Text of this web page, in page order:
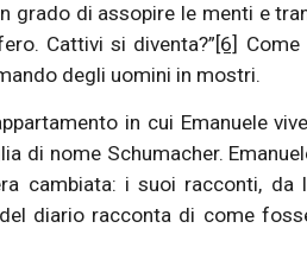
grado di assopire le menti e
Cattivi si diventa?” [6] Come
degli uomini in mostri.
in cui Emanuele
di nome Schumacher.
cambiata: i suoi racconti, da
diario racconta di come